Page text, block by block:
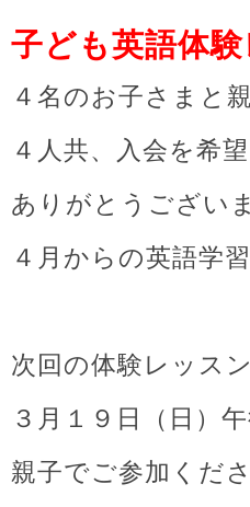
子ども英語体
４名のお子さまと
４人共、入会を希
ありがとうござい
４月からの英語学
次回の体験レッス
３月１９日（日）
親子でご参加くださ